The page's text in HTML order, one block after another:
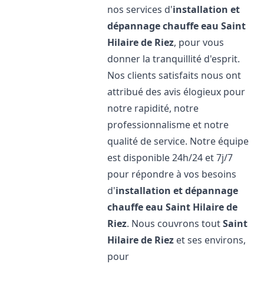
nos services d'installation et
dépannage chauffe eau Saint
Hilaire de Riez, pour vous
donner la tranquillité d'esprit.
Nos clients satisfaits nous ont
attribué des avis élogieux pour
notre rapidité, notre
professionnalisme et notre
qualité de service. Notre équipe
est disponible 24h/24 et 7j/7
pour répondre à vos besoins
d'installation et dépannage
chauffe eau Saint Hilaire de
Riez. Nous couvrons toutSaint
Hilaire de Riez et ses environs,
pour